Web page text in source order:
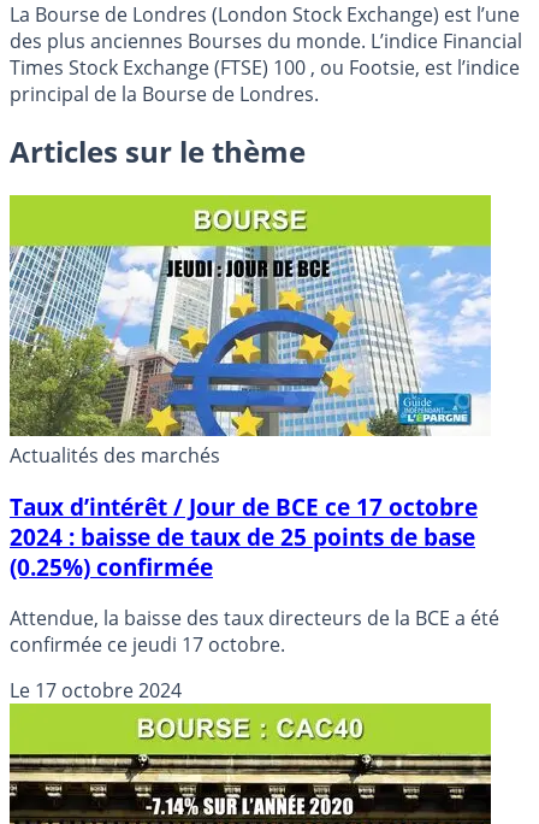
La Bourse de Londres (London Stock Exchange) est l’une
des plus anciennes Bourses du monde. L’indice Financial
Times Stock Exchange (FTSE) 100 , ou Footsie, est l’indice
principal de la Bourse de Londres.
Articles sur le thème
Actualités des marchés
Taux d’intérêt / Jour de BCE ce 17 octobre
2024 : baisse de taux de 25 points de base
(0.25%) confirmée
Attendue, la baisse des taux directeurs de la BCE a été
confirmée ce jeudi 17 octobre.
Le 17 octobre 2024